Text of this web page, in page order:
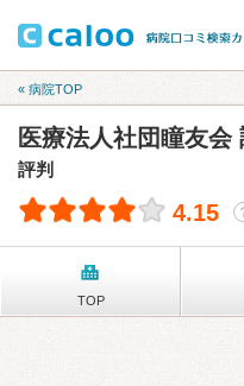
« 病院TOP
医療法人社団瞳友会
評判
4.15
TOP